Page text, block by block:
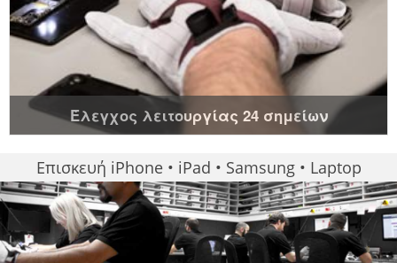
Έλεγχος λειτουργίας 24 σημείων
Επισκευή iPhone • iPad • Samsung • Laptop